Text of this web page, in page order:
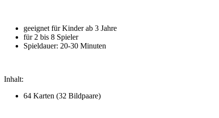
geeignet für Kinder ab 3 Jahre
für 2 bis 8 Spieler
Spieldauer: 20-30 Minuten
Inhalt:
64 Karten (32 Bildpaare)